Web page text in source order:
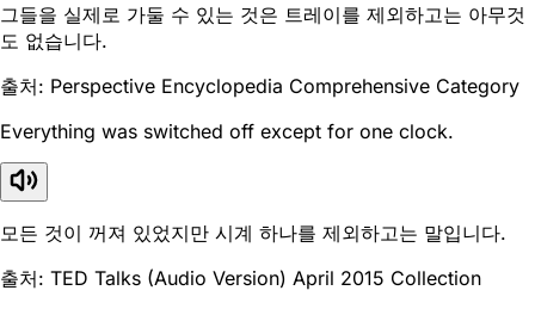
그들을 실제로 가둘 수 있는 것은 트레이를 제외하고는 아무것
도 없습니다.
출처: Perspective Encyclopedia Comprehensive Category
Everything was switched off except for one clock.
모든 것이 꺼져 있었지만 시계 하나를 제외하고는 말입니다.
출처: TED Talks (Audio Version) April 2015 Collection